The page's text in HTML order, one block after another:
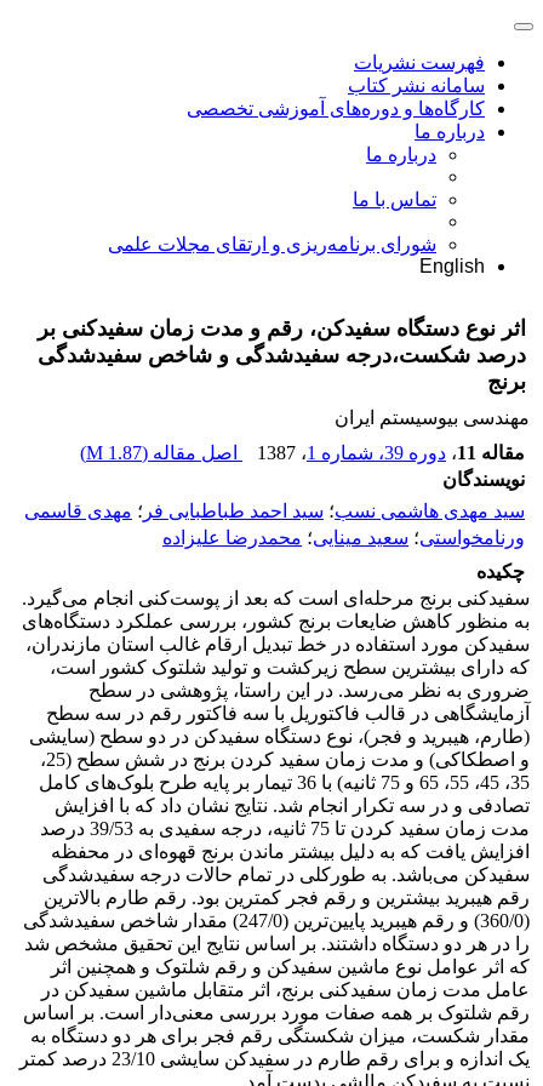
فهرست نشریات
سامانه نشر کتاب
کارگاه‌ها و دوره‌های آموزشی تخصصی
درباره ما
درباره ما
تماس با ما
شورای برنامه‌ریزی و ارتقای مجلات علمی
English
اثر نوع دستگاه سفیدکن، رقم و مدت زمان سفیدکنی بر
درصد شکست،درجه سفیدشدگی و شاخص سفیدشدگی
برنج
مهندسی بیوسیستم ایران
مقاله 11
، دوره 39، شماره 1 ، 1387 اصل مقاله (1.87 M
)
نویسندگان
سید مهدی هاشمی نسب؛ سید احمد طباطبایی فر ؛ مهدی قاسمی
ورنامخواستی؛ سعید مینایی؛ محمدرضا علیزاده
چکیده
سفیدکنی برنج مرحله‌ای است که بعد از پوست‌کنی انجام می‌گیرد.
به منظور کاهش ضایعات برنج کشور، بررسی عملکرد دستگاه‌های
سفیدکن مورد استفاده در خط تبدیل ارقام غالب استان مازندران،
که دارای بیشترین سطح زیرکشت و تولید شلتوک کشور است،
ضروری به نظر می‌رسد. در این راستا، پژوهشی در سطح
آزمایشگاهی در قالب فاکتوریل با سه فاکتور رقم در سه سطح
(طارم، هیبرید و فجر)، نوع دستگاه سفیدکن در دو سطح (سایشی
و اصطکاکی) و مدت زمان سفید کردن برنج در شش سطح (25،
35، 45، 55، 65 و 75 ثانیه) با 36 تیمار بر پایه طرح بلوک‌های کامل
تصادفی و در سه تکرار انجام شد. نتایج نشان داد که با افزایش
مدت زمان سفید کردن تا 75 ثانیه، درجه سفیدی به 39/53 درصد
افزایش یافت که به دلیل بیشتر ماندن برنج قهوه‌ای در محفظه
سفیدکن می‌باشد. به طور‌کلی در تمام حالات درجه سفیدشدگی
رقم هیبرید بیشترین و رقم فجر کمترین بود. رقم طارم بالاترین
(360/0) و رقم هیبرید پایین‌ترین (247/0) مقدار شاخص سفید‌شدگی
را در هر دو دستگاه داشتند. بر اساس نتایج این تحقیق مشخص شد
که اثر عوامل نوع ماشین سفیدکن و رقم شلتوک و همچنین اثر
عامل مدت زمان سفیدکنی برنج، اثر متقابل ماشین سفیدکن در
رقم شلتوک بر همه صفات مورد بررسی معنی‌دار است. بر اساس
مقدار شکست، میزان شکستگی رقم فجر برای هر دو دستگاه به
یک اندازه و برای رقم طارم در سفیدکن سایشی 23/10 درصد کمتر
نسبت به سفیدکن مالشی بدست آمد.